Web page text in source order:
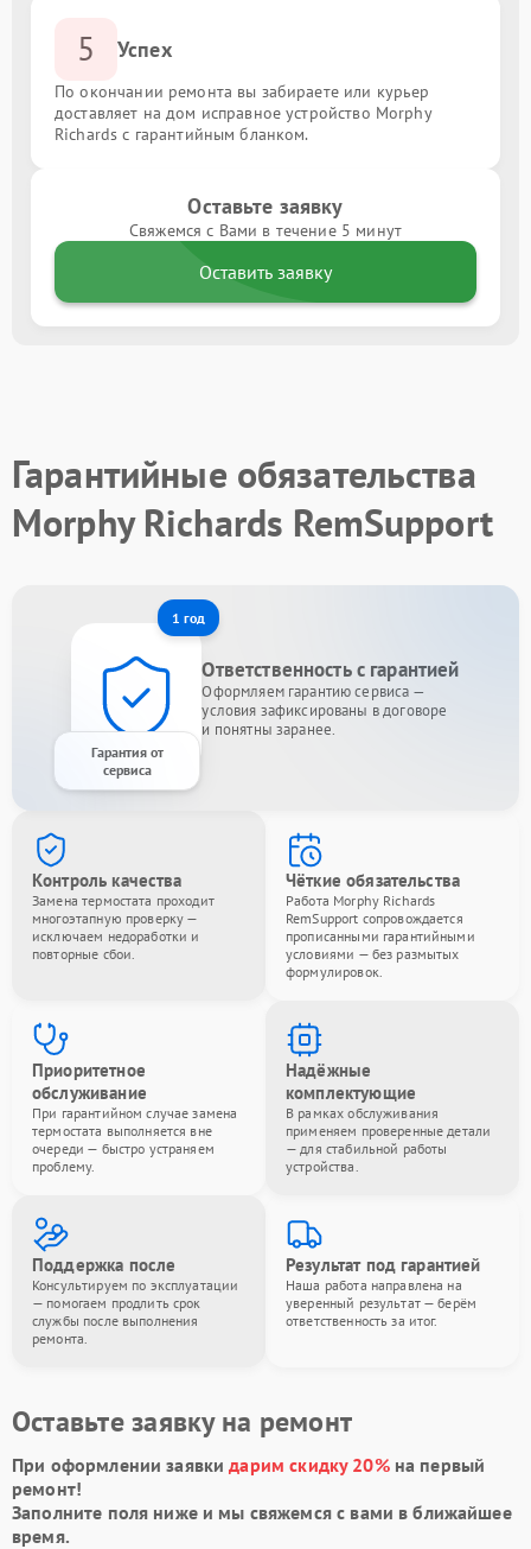
5 Успех
По окончании ремонта вы забираете или курьер
доставляет на дом исправное устройство Morphy
Richards с гарантийным бланком.
Оставьте заявку
Свяжемся с Вами в течение 5 минут
Оставить заявку
Гарантийные обязательства
Morphy Richards RemSupport
1 год
Гарантия от
сервиса
Ответственность с гарантией
Оформляем гарантию сервиса —
условия зафиксированы в договоре
и понятны заранее.
Контроль качества
Замена термостата проходит
многоэтапную проверку —
исключаем недоработки и
повторные сбои.
Чёткие обязательства
Работа Morphy Richards
RemSupport сопровождается
прописанными гарантийными
условиями — без размытых
формулировок.
Приоритетное
обслуживание
При гарантийном случае замена
термостата выполняется вне
очереди — быстро устраняем
проблему.
Надёжные
комплектующие
В рамках обслуживания
применяем проверенные детали
— для стабильной работы
устройства.
Поддержка после
Консультируем по эксплуатации
— помогаем продлить срок
службы после выполнения
ремонта.
Результат под гарантией
Наша работа направлена на
уверенный результат — берём
ответственность за итог.
Оставьте заявку на ремонт
При оформлении заявкидарим скидку 20%на первый
ремонт!
Заполните поля ниже и мы свяжемся с вами в ближайшее
время.